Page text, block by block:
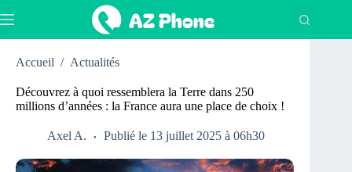
au
Accueil / Actualités
Découvrez à quoi ressemblera la Terre dans 250
millions d’années : la France aura une place de choix !
Axel A. Publié le 13 juillet 2025 à 06h30